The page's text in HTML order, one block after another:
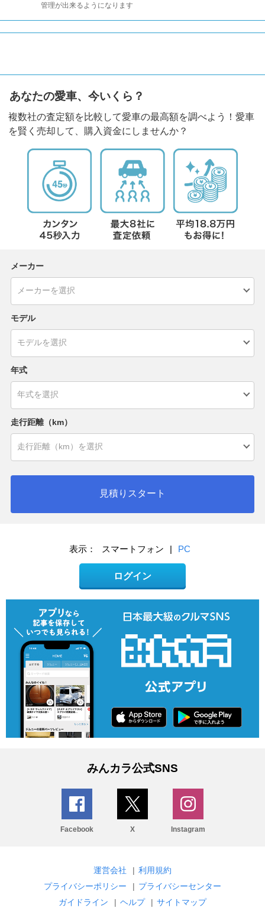
管理が出来るようになります
あなたの愛車、今いくら？
複数社の査定額を比較して愛車の最高額を調べよう！愛車
を賢く売却して、購入資金にしませんか？
メーカー
モデル
年式
走行距離（km）
見積りスタート
表示： スマートフォン | PC
ログイン
みんカラ公式SNS
Facebook X Instagram
運営会社 | 利用規約
プライバシーポリシー
| プライバシーセンター
ガイドライン
| ヘルプ | サイトマップ